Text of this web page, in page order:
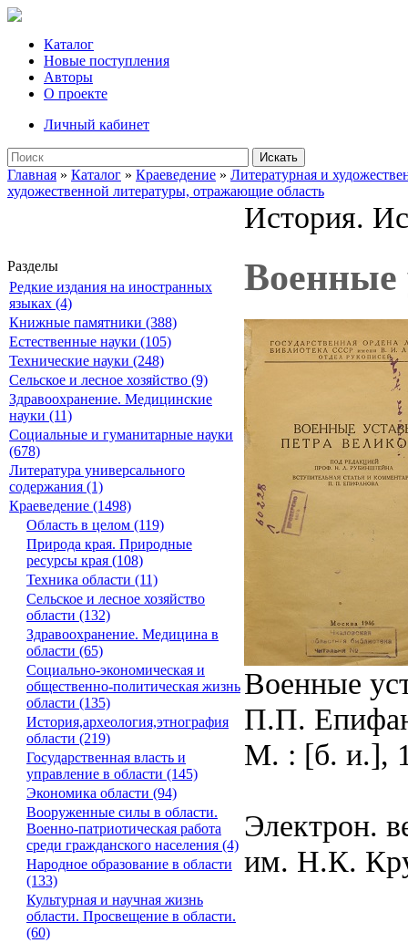
Каталог
Новые поступления
Авторы
О проекте
Личный кабинет
Искать
Главная » Каталог » Краеведение » Литературная и
художественной литературы, отражающие область
Разделы
Редкие издания на иностранных
языках (4)
Книжные памятники (388)
Естественные науки (105)
Технические науки (248)
Сельское и лесное хозяйство (9)
Здравоохранение. Медицинские
науки (11)
Социальные и гуманитарные науки
(678)
Литература универсального
содержания (1)
Краеведение (1498)
Область в целом (119)
Природа края. Природные
ресурсы края (108)
Техника области (11)
Сельское и лесное хозяйство
области (132)
Здравоохранение. Медицина в
области (65)
Социально-экономическая и
общественно-политическая жизнь
области (135)
История,археология,этнография
области (219)
Государственная власть и
управление в области (145)
Экономика области (94)
Вооруженные силы в области.
Военно-патриотическая работа
среди гражданского населения (4)
Народное образование в области
(133)
Культурная и научная жизнь
области. Просвещение в области.
(60)
История.
Военные
Военные
П.П.
М. : [б. и.],
Электрон.
им. Н.К.